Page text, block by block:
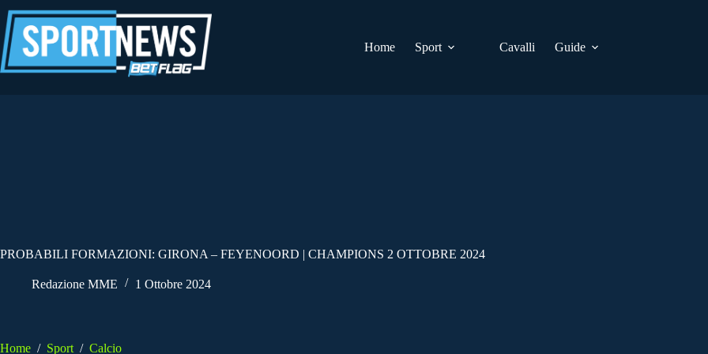
al
contenuto
Home
Sport Cavalli Guide
PROBABILI FORMAZIONI: GIRONA – FEYENOORD | CHAMPIONS 2 OTTOBRE 2024
Redazione MME 1 Ottobre 2024
Home / Sport / Calcio